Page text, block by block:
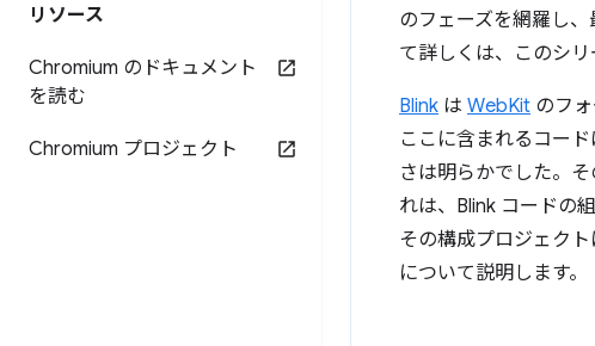
リソース
Chromium のドキュメント
を読む
Chromium プロジェクト
のフェーズを網羅し、
て詳しくは、このシ
Blink は WebKit のフ
ここに含まれるコー
さは明らかでした。
れは、Blink コードの
その構成プロジェク
について説明します。